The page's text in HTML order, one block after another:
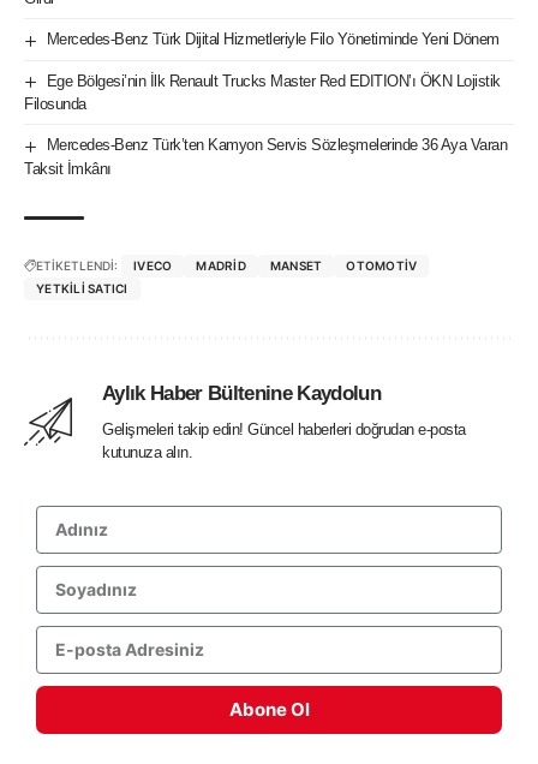
Mercedes-Benz Türk Dijital Hizmetleriyle Filo Yönetiminde Yeni Dönem
Ege Bölgesi’nin İlk Renault Trucks Master Red EDITION’ı ÖKN Lojistik
Filosunda
Mercedes-Benz Türk’ten Kamyon Servis Sözleşmelerinde 36 Aya Varan
Taksit İmkânı
ETİKETLENDİ: IVECO MADRID MANSET
OTOMOTIV
YETKILI SATICI
Aylık Haber Bültenine Kaydolun
Gelişmeleri takip edin! Güncel haberleri doğrudan e-posta
kutunuza alın.
Abone Ol